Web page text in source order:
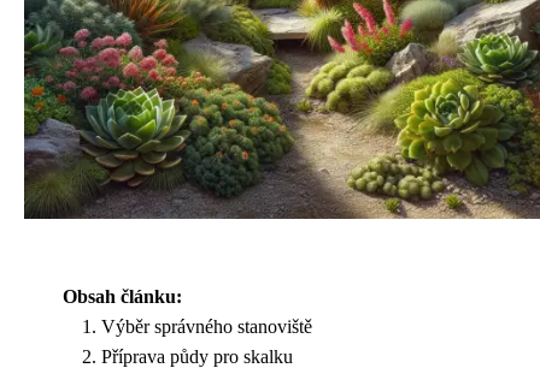
Obsah článku:
Výběr správného stanoviště
Příprava půdy pro skalku